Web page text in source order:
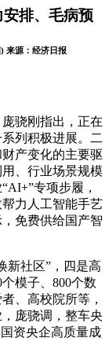
排、毛病预
来源： 经济日报
骁刚指出，正在
列积极进展。二
产变化的主要驱
、行业场景规模
专项步履，
力人工智能手艺
免费供给国产智
社区”，四是高
模子、800个数
、高校院所等，
庞骁调，整车央
资央企高质量成